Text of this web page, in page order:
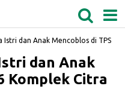
BIDANGRO
Istri dan Anak Mencoblos di TPS
dan Anak
Komplek Citra